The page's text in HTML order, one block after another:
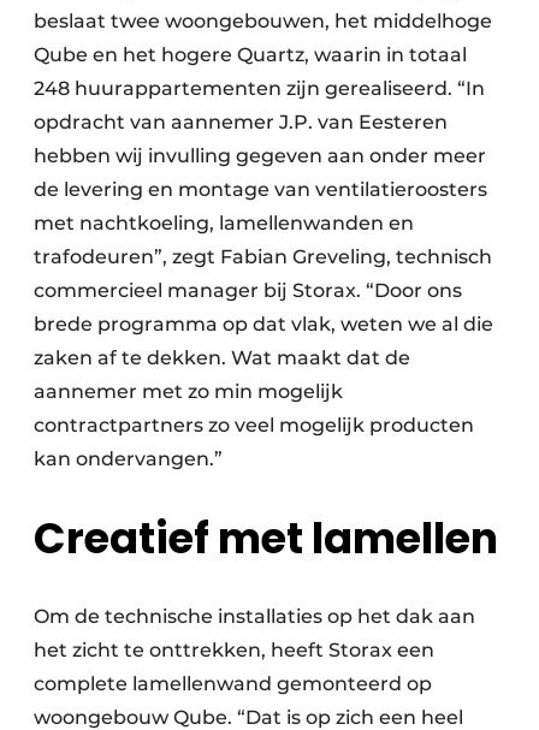
beslaat twee woongebouwen, het middelhoge
Qube en het hogere Quartz, waarin in totaal
248 huurappartementen zijn gerealiseerd. “In
opdracht van aannemer J.P. van Eesteren
hebben wij invulling gegeven aan onder meer
de levering en montage van ventilatieroosters
met nachtkoeling, lamellenwanden en
trafodeuren”, zegt Fabian Greveling, technisch
commercieel manager bij Storax. “Door ons
brede programma op dat vlak, weten we al die
zaken af te dekken. Wat maakt dat de
aannemer met zo min mogelijk
contractpartners zo veel mogelijk producten
kan ondervangen.”
Creatief met lamellen
Om de technische installaties op het dak aan
het zicht te onttrekken, heeft Storax een
complete lamellenwand gemonteerd op
woongebouw Qube. “Dat is op zich een heel